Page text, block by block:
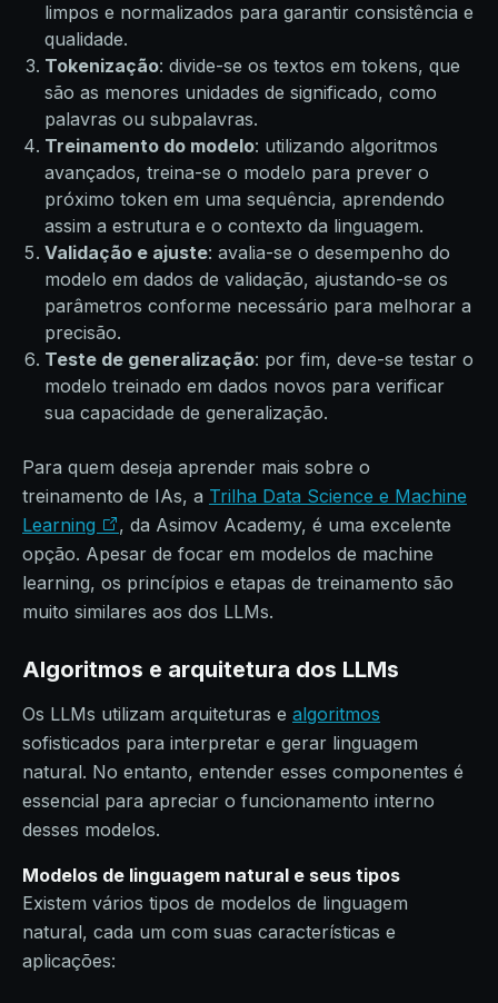
limpos e normalizados para garantir consistência e
qualidade.
Tokenização: divide-se os textos em tokens, que
são as menores unidades de significado, como
palavras ou subpalavras.
Treinamento do modelo: utilizando algoritmos
avançados, treina-se o modelo para prever o
próximo token em uma sequência, aprendendo
assim a estrutura e o contexto da linguagem.
Validação e ajuste: avalia-se o desempenho do
modelo em dados de validação, ajustando-se os
parâmetros conforme necessário para melhorar a
precisão.
Teste de generalização: por fim, deve-se testar o
modelo treinado em dados novos para verificar
sua capacidade de generalização.
Para quem deseja aprender mais sobre o
treinamento de IAs, a Trilha Data Science e Machine
Learning
, da Asimov Academy, é uma excelente
opção. Apesar de focar em modelos de machine
learning, os princípios e etapas de treinamento são
muito similares aos dos LLMs.
Algoritmos e arquitetura dos LLMs
Os LLMs utilizam arquiteturas e algoritmos
sofisticados para interpretar e gerar linguagem
natural. No entanto, entender esses componentes é
essencial para apreciar o funcionamento interno
desses modelos.
Modelos de linguagem natural e seus tipos
Existem vários tipos de modelos de linguagem
natural, cada um com suas características e
aplicações: